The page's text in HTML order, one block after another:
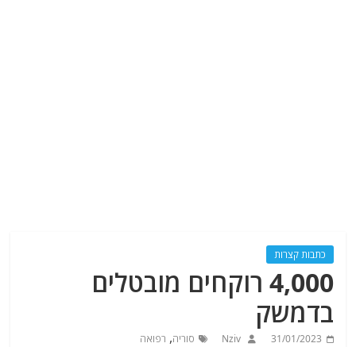
כתבות קצרות
4,000 רוקחים מובטלים
בדמשק
31/01/2023
Nziv סוריה, רפואה